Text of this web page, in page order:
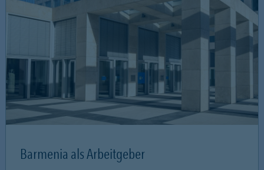
Barmenia als Arbeitgeber